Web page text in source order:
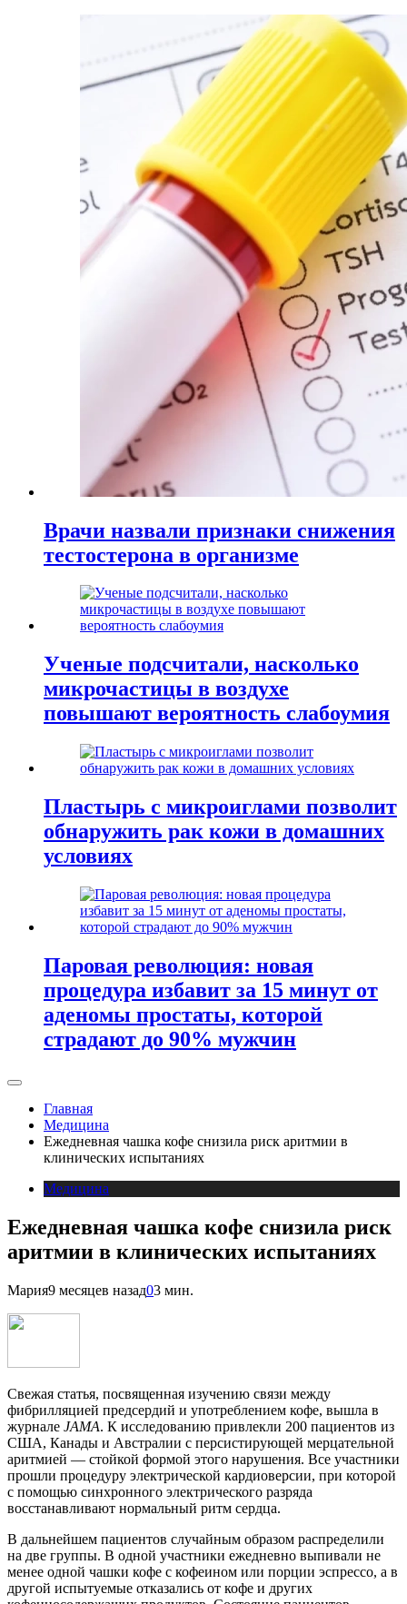
Врачи назвали признаки снижения
тестостерона в организме
Ученые подсчитали, насколько
микрочастицы в воздухе
повышают вероятность слабоумия
Пластырь с микроиглами позволит
обнаружить рак кожи в домашних
условиях
Паровая революция: новая
процедура избавит за 15 минут от
аденомы простаты, которой
страдают до 90% мужчин
Главная
Медицина
Ежедневная чашка кофе снизила риск аритмии в
клинических испытаниях
Медицина
Ежедневная чашка кофе снизила риск
аритмии в клинических испытаниях
Мария9 месяцев назад03 мин.
Свежая статья, посвященная изучению связи между
фибрилляцией предсердий и употреблением кофе, вышла в
журнале JAMA. К исследованию привлекли 200 пациентов из
США, Канады и Австралии с персистирующей мерцательной
аритмией — стойкой формой этого нарушения. Все участники
прошли процедуру электрической кардиоверсии, при которой
с помощью синхронного электрического разряда
восстанавливают нормальный ритм сердца.
В дальнейшем пациентов случайным образом распределили
на две группы. В одной участники ежедневно выпивали не
менее одной чашки кофе с кофеином или порции эспрессо, а в
другой испытуемые отказались от кофе и других